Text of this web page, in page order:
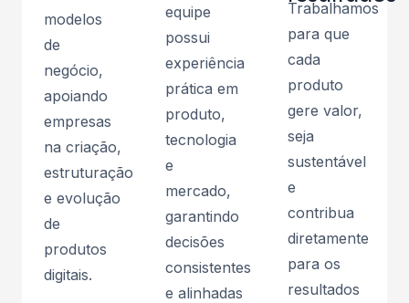
modelos
de
negócio,
apoiando
empresas
na criação,
estruturação
e evolução
de
produtos
digitais.
equipe
possui
experiência
prática em
produto,
tecnologia
e
mercado,
garantindo
decisões
consistentes
e alinhadas
Trabalhamos
para que
cada
produto
gere valor,
seja
sustentável
e
contribua
diretamente
para os
resultados